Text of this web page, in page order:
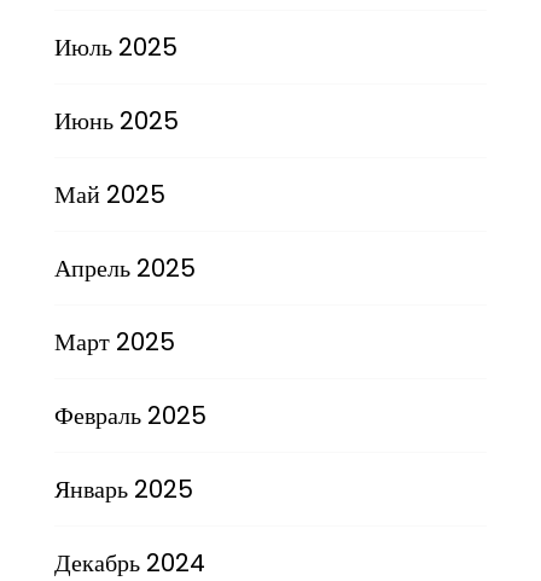
Июль 2025
Июнь 2025
Май 2025
Апрель 2025
Март 2025
Февраль 2025
Январь 2025
Декабрь 2024